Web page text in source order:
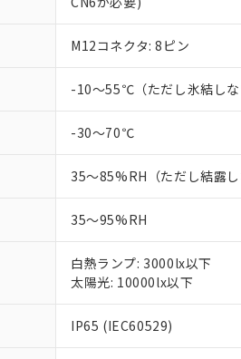
M12コネクタ: 8ピン
-10～55℃（ただし氷結しな
-30～70℃
35～85%RH（ただし結露し
35～95%RH
白熱ランプ: 3000lx以下
太陽光: 10000lx以下
IP65 (IEC60529)
※当社の共同利用者とは、
RoHS指令（10物質）の非含有証明書
物質の非含有証明書（当社基準）
証明書は発行日時点で非含有を証明
た、RoHS指令のフタル酸エステル類
在することから備考欄に対応日を記載
に当社にて対応品への在庫切替を完了
割愛しております。